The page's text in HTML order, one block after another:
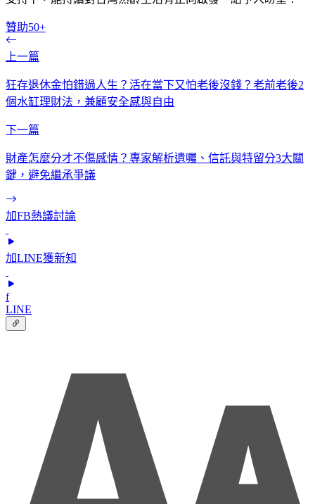
贊助50+
上一篇
狂存退休金怕錯過人生？活在當下又怕老後沒錢？老前老後2
個水缸理財法，兼顧安全感與自由
下一篇
財產怎麼分才不傷感情？專家解析遺囑、信託與特留分3大關
鍵，避免繼承爭議
加FB熱議討論
加LINE獲新知
f
LINE